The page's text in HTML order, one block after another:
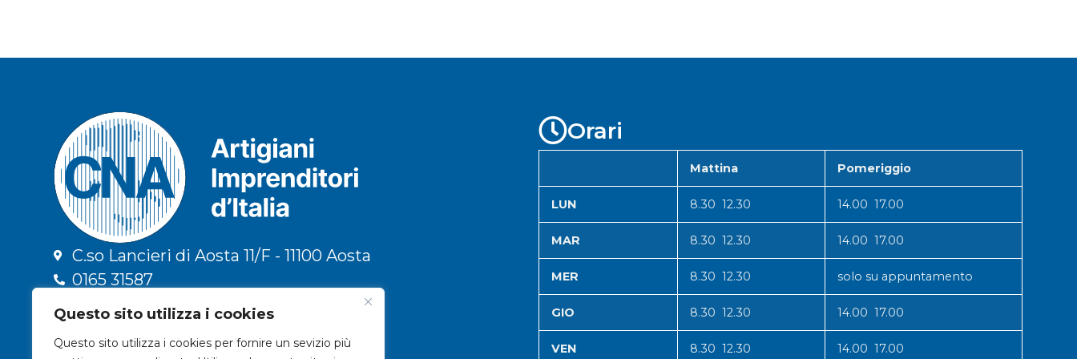
Questo sito utilizza i cookies
Questo sito utilizza i cookies per fornire un sevizio più
C.so Lancieri di Aosta 11/F - 11100 Aosta
0165 31587
info@cna.ao.it
C.F. 91009300079 | P.IVA 01196090078
Orari
Mattina Pomeriggio
LUN 8.30 12.30 14.00 17.00
MAR 8.30 12.30 14.00 17.00
MER 8.30 12.30 solo su appuntamento
GIO 8.30 12.30 14.00 17.00
VEN 8.30 12.30 14.00 17.00